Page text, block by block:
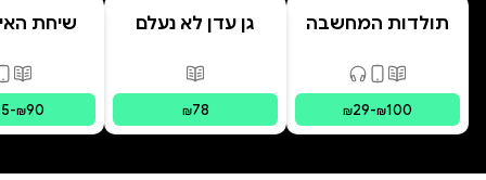
תולדות המחשבה
פורמטים זמינים
מודפס, דיגיטלי, קולי
₪29-₪100
גן עדן לא נעלם
פורמטים זמינים מודפס
₪78
שיחת
| מסע
בשיטת IFS צ
-₪90